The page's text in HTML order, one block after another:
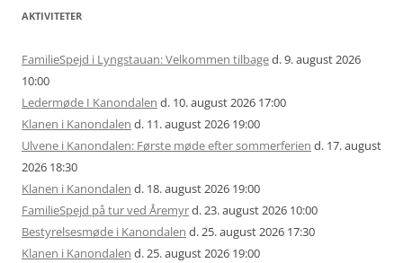
AKTIVITETER
FamilieSpejd i Lyngstauan: Velkommen tilbaged. 9. august 2026
10:00
Ledermøde I Kanondalen d. 10. august 2026 17:00
Klanen i Kanondalen d. 11. august 2026 19:00
Ulvene i Kanondalen: Første møde efter sommerferien d. 17. august
2026 18:30
Klanen i Kanondalen d. 18. august 2026 19:00
FamilieSpejd på tur ved Åremyrd. 23. august 2026 10:00
Bestyrelsesmøde i Kanondalen d. 25. august 2026 17:30
Klanen i Kanondalen d. 25. august 2026 19:00